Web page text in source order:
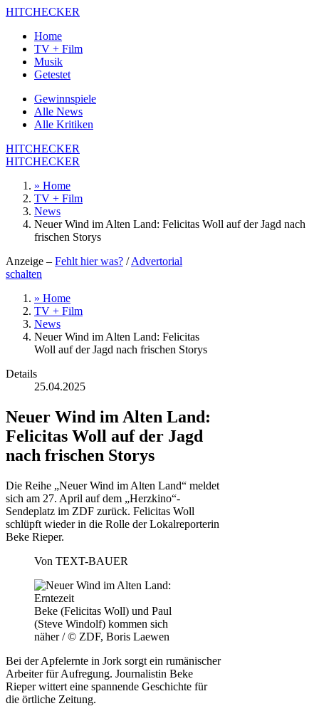
HITCHECKER
Home
TV + Film
Musik
Getestet
Gewinnspiele
Alle News
Alle Kritiken
HITCHECKER
HITCHECKER
» Home
TV + Film
News
Neuer Wind im Alten Land: Felicitas Woll auf der Jagd nach
frischen Storys
Anzeige – Fehlt hier was? /Advertorial
schalten
» Home
TV + Film
News
Neuer Wind im Alten Land: Felicitas
Woll auf der Jagd nach frischen Storys
Details
25.04.2025
Neuer Wind im Alten Land:
Felicitas Woll auf der Jagd
nach frischen Storys
Die Reihe „Neuer Wind im Alten Land“ meldet
sich am 27. April auf dem „Herzkino“-
Sendeplatz im ZDF zurück. Felicitas Woll
schlüpft wieder in die Rolle der Lokalreporterin
Beke Rieper.
Von TEXT-BAUER
Beke (Felicitas Woll) und Paul
(Steve Windolf) kommen sich
näher / © ZDF, Boris Laewen
Bei der Apfelernte in Jork sorgt ein rumänischer
Arbeiter für Aufregung. Journalistin Beke
Rieper wittert eine spannende Geschichte für
die örtliche Zeitung.